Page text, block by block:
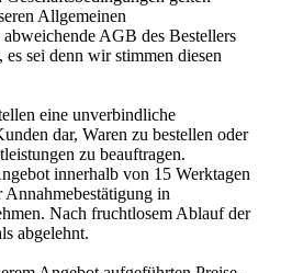
Allgemeinen
AGB des Bestellers
sei denn wir stimmen diesen
eine unverbindliche
dar, Waren zu bestellen oder
zu beauftragen.
innerhalb von 15 Werktagen
in
Nach fruchtlosem Ablauf der
abgelehnt.